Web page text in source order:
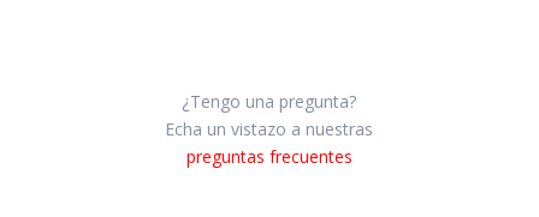
¿Tengo una pregunta?
Echa un vistazo a nuestras
preguntas frecuentes